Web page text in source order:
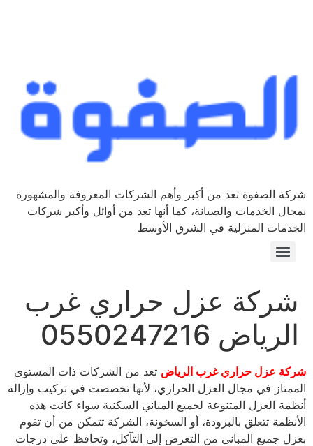
شركة الصفوة تعد من أكبر وأهم الشركات المعروفة والمشهورة
بمجال الخدمات والصيانة، كما أنها تعد من أوائل وأكبر شركات
الخدمات المنزلية في الشرق الأوسط
شركة عزل حراري غرب
الرياض 0550247216
شركة عزل حراري غرب الرياض تعد من الشركات ذات المستوى
الممتاز في مجال العزل الحراري، لأنها تخصصت في تركيب وإزالة
أنظمة العزل المتنوعة لجميع المباني السكنية سواء كانت هذه
الأنظمة تتعلق بالبرودة، أو السخونة، الشركة تتمكن من أن تقوم
بعزل جميع المباني من التعرض إلى التآكل، وتحافظ على درجات